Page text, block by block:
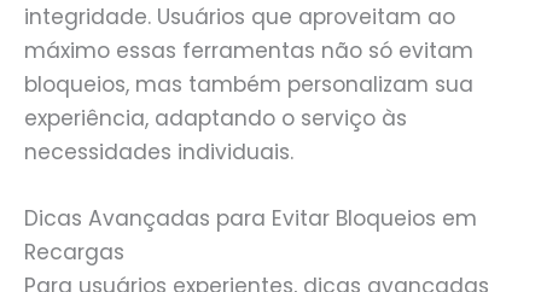
integridade. Usuários que aproveitam ao
máximo essas ferramentas não só evitam
bloqueios, mas também personalizam sua
experiência, adaptando o serviço às
necessidades individuais.
Dicas Avançadas para Evitar Bloqueios em
Recargas